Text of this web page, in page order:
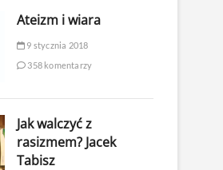
Ateizm i wiara
9 stycznia 2018
358 komentarzy
Jak walczyć z
rasizmem? Jacek
Tabisz